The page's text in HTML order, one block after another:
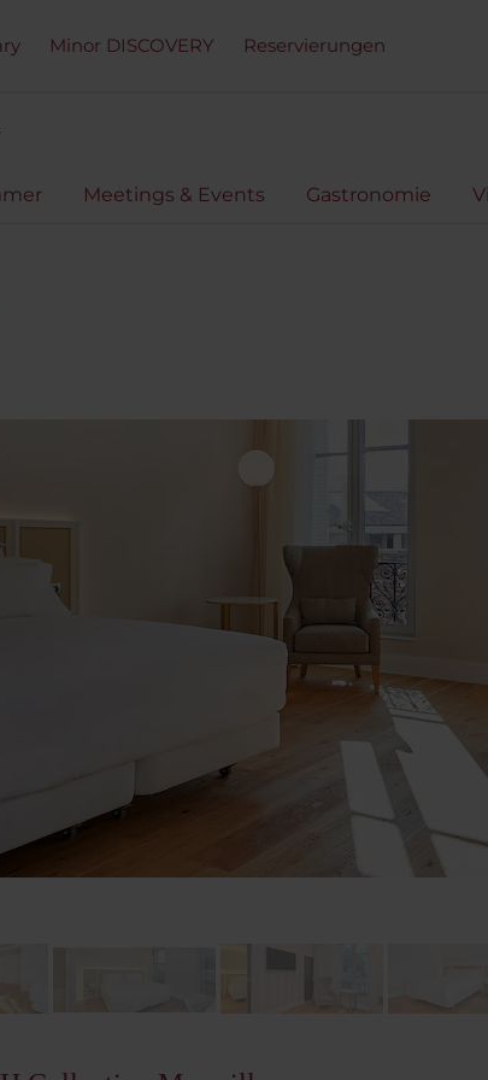
Minor DISCOVERY Reservierungen
Meetings & Events Gastronomie